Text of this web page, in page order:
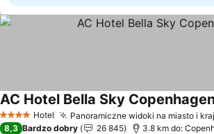
4 KategoriaHotel Panoramiczne widoki na miasto i
AC Hotel Bella Sky
8,3 Bardzo dobry 26 845 3.8 km do: